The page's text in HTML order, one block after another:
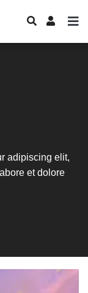
adipiscing elit,
et dolore